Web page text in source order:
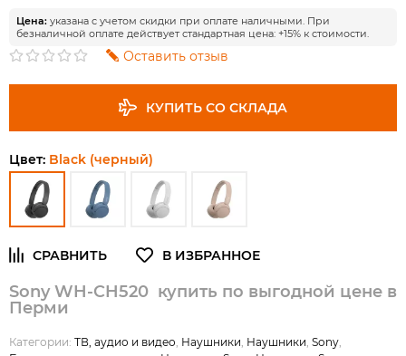
Цена: указана с учетом скидки при оплате наличными. При
безналичной оплате действует стандартная цена: +15% к стоимости.
Оставить отзыв
КУПИТЬ СО СКЛАДА
Цвет: Black (черный)
Sony WH-CH520 купить по выгодной цене в
Перми
Категории: ТВ, аудио и видео Наушники Наушники Sony